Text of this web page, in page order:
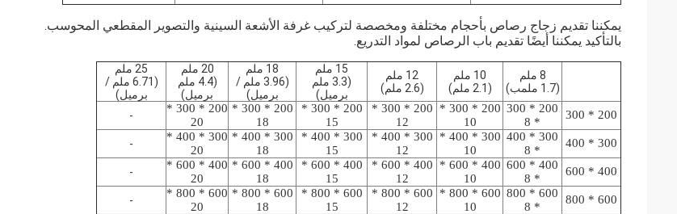
يمكننا تقديم زجاج رصاص بأحجام مختلفة ومخصصة لتركيب غرفة الأشعة السينية والتصوير المقطعي المحوسب.
بالتأكيد يمكننا أيضًا تقديم باب الرصاص لمواد التدريع.
8 ملم
(1.7 ملمب)
10 ملم
(2.1 ملم)
12 ملم
(2.6 ملم)
15 ملم
(3.3 ملم
برميل)
18 ملم
(3.96 ملم /
برميل)
20 ملم
(4.4 ملم
برميل)
25 ملم
(6.71 ملم /
برميل)
200 * 300
200 * 300
* 8
200 * 300 *
10
200 * 300 *
12
200 * 300 *
15
200 * 300 *
18
200 * 300 *
20
-
300 * 400
300 * 400
* 8
300 * 400 *
10
300 * 400 *
12
300 * 400 *
15
300 * 400 *
18
300 * 400 *
20
-
400 * 600
400 * 600
* 8
400 * 600 *
10
400 * 600 *
12
400 * 600 *
15
400 * 600 *
18
400 * 600 *
20
-
600 * 800
600 * 800
* 8
600 * 800 *
10
600 * 800 *
12
600 * 800 *
15
600 * 800 *
18
600 * 800 *
20
-